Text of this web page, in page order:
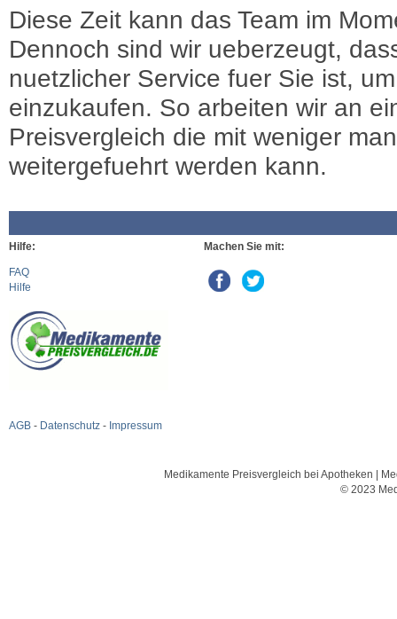
Diese Zeit kann das Team im
Dennoch sind wir ueberzeugt,
nuetzlicher Service fuer Sie ist,
einzukaufen. So arbeiten wir an
Preisvergleich die mit weniger
weitergefuehrt werden kann.
Hilfe:
FAQ
Hilfe
AGB - Datenschutz - Impressum
Machen Sie mit:
Medikamente Preisvergleich bei Apotheken |
© 2023